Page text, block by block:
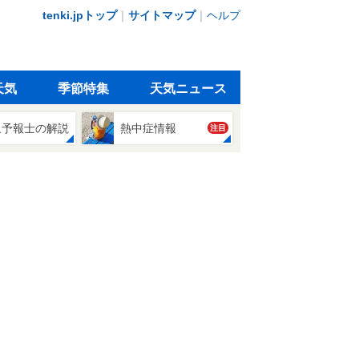
tenki.jpトップ｜ サイトマップ｜ ヘルプ
気 季節特集 天気ニュース
報士の解説 熱中症情報 注目